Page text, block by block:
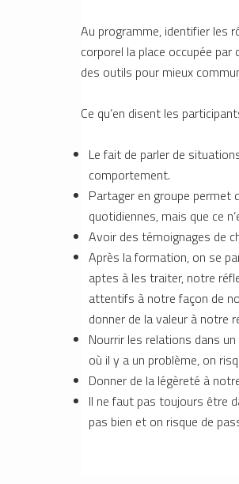
Au programme, identifier les
corporel la place occupée
des outils pour mieux
Ce qu’en disent les
Le fait de parler de
comportement.
Partager en groupe
quotidiennes, mais que ce
Avoir des témoignages de
Après la formation, on se
aptes à les traiter, notre
attentifs à notre façon de
donner de la valeur à notre
Nourrir les relations dans
où il y a un problème, on
Donner de la légèreté à
Il ne faut pas toujours être
pas bien et on risque de